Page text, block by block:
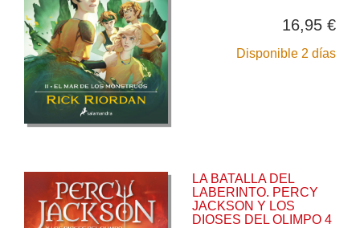
16,95 €
Disponible 2 días
LA BATALLA DEL
LABERINTO. PERCY
JACKSON Y LOS
DIOSES DEL OLIMPO 4